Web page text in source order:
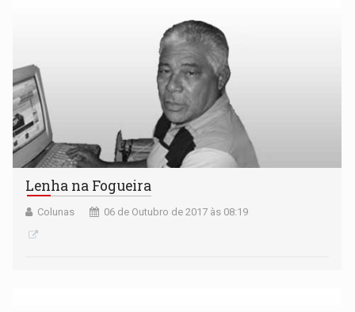
Lenha na Fogueira
Colunas 06 de Outubro de 2017 às 08:19